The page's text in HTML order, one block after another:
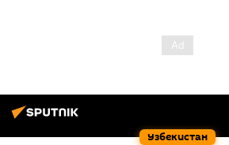
Узбекистан